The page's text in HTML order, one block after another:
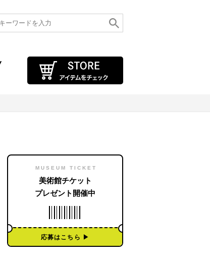
MUSEUM TICKET
美術館チケット
プレゼント開催中
応募はこちら ▶︎